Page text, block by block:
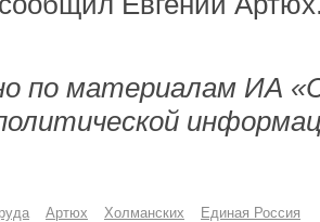
по материалам ИА
Артюх Холманских Единая Россия